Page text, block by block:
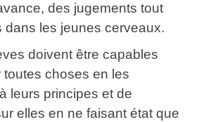
des jugements tout
dans les jeunes cerveaux.
doivent être capables
toutes choses en les
leurs principes et de
elles en ne faisant état que